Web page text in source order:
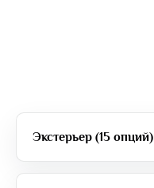
Экстерьер (15 опций)